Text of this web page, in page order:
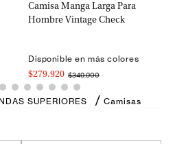
Camisa Manga Larga Para
Hombre Vintage Check
Disponible en más colores
$279.920 $349.900
SUPERIORES Camisas